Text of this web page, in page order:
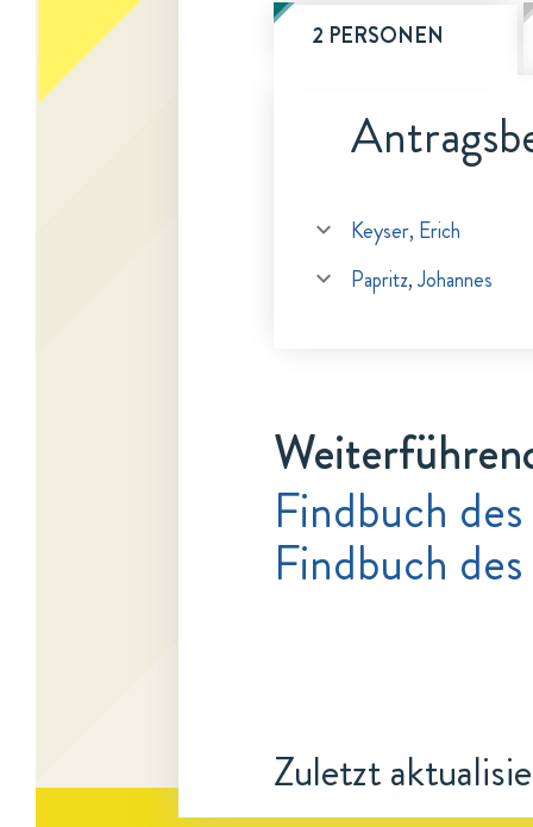
2 PERSONEN
Keyser, Erich
Papritz, Johannes
Findbuch
Findbuch
Zuletzt